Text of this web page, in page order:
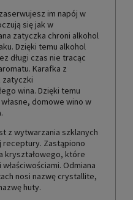
im napój w
się jak w
zatyczka chroni alkohol
Dzięki temu alkohol
długi czas nie tracąc
Karafka z
zatyczki
wina. Dzięki temu
domowe wino w
.
z wytwarzania szklanych
receptury. Zastąpiono
kryształowego, które
Odmiana
nosi nazwę crystallite,
huty.